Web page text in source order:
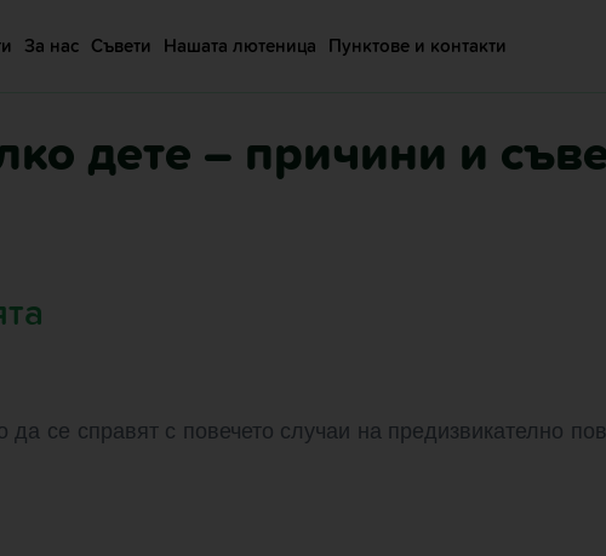
За нас Съвети Нашата лютеница Пунктове и контакти
дете – причини и
се справят с повечето случаи на предизвикателно